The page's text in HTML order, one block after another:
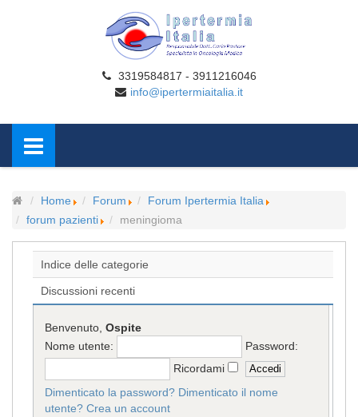
3319584817 - 3911216046
info@ipertermiaitalia.it
Home Forum
Forum Ipertermia Italia
forum pazienti
meningioma
Indice delle categorie
Discussioni recenti
Benvenuto,Ospite
Nome utente:
Password:
Ricordami
Dimenticato la password? Dimenticato il nome
utente? Crea un account